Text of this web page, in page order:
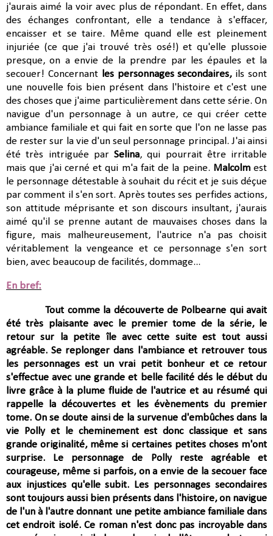
j'aurais aimé la voir avec plus de répondant. En effet, dans
des échanges confrontant, elle a tendance à s'effacer,
encaisser et se taire. Même quand elle est pleinement
injuriée (ce que j'ai trouvé très osé!) et qu'elle plussoie
presque, on a envie de la prendre par les épaules et la
secouer! Concernant les personnages secondaires,ils sont
une nouvelle fois bien présent dans l'histoire et c'est une
des choses que j'aime particulièrement dans cette série. On
navigue d'un personnage à un autre, ce qui créer cette
ambiance familiale et qui fait en sorte que l'on ne lasse pas
de rester sur la vie d'un seul personnage principal. J'ai ainsi
été très intriguée par Selina, qui pourrait être irritable
mais que j'ai cerné et qui m'a fait de la peine. Malcolmest
le personnage détestable à souhait du récit et je suis déçue
par comment il s'en sort. Après toutes ses perfides actions,
son attitude méprisante et son discours insultant, j'aurais
aimé qu'il se prenne autant de mauvaises choses dans la
figure, mais malheureusement, l'autrice n'a pas choisit
véritablement la vengeance et ce personnage s'en sort
bien, avec beaucoup de facilités, dommage...
En bref:
Tout comme la découverte de Polbearne qui avait
été très plaisante avec le premier tome de la série, le
retour sur la petite île avec cette suite est tout aussi
agréable. Se replonger dans l'ambiance et retrouver tous
les personnages est un vrai petit bonheur et ce retour
s'effectue avec une grande et belle facilité dés le début du
livre grâce à la plume fluide de l'autrice et au résumé qui
rappelle la découvertes et les évènements du premier
tome. On se doute ainsi de la survenue d'embûches dans la
vie Polly et le cheminement est donc classique et sans
grande originalité, même si certaines petites choses m'ont
surprise. Le personnage de Polly reste agréable et
courageuse, même si parfois, on a envie de la secouer face
aux injustices qu'elle subit. Les personnages secondaires
sont toujours aussi bien présents dans l'histoire, on navigue
de l'un à l'autre donnant une petite ambiance familiale dans
cet endroit isolé. Ce roman n'est donc pas incroyable dans